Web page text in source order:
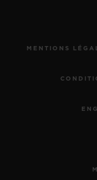
MENTIONS